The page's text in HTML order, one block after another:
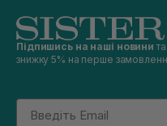
Підпишись на наші новини
знижку 5% на перше
Email